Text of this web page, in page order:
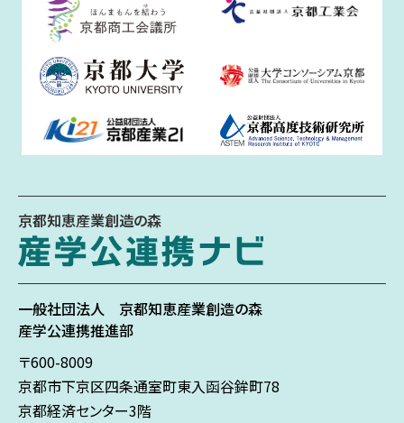
京都知恵産業創造の森
一般社団法人 京都知恵産業創造の森
産学公連携推進部
〒600-8009
京都市下京区四条通室町東入函谷鉾町78
京都経済センター3階